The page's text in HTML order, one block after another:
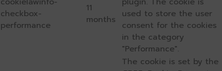
checkbox-
performance
11
months
used to store the user
consent for the cookies
in the category
"Performance".
The cookie is set by the